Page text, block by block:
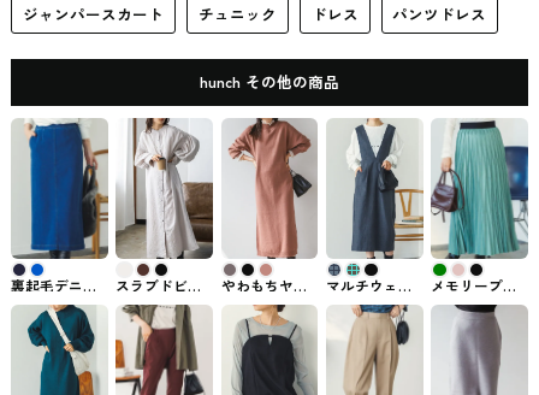
ジャンパースカート チュニック ドレス パンツドレス
hunch その他の商品
裏起毛デニム
タイトスカー
ト hunch #スカ
ート
スラブドビー
シャーリング
シャツワンピ
ース lil
nina（リル・
ニーナ）
やわもちヤー
ン シフォンド
ッキングロン
グワンピース
hunch #ワンピ
ース
マルチウェイ
ジャンスカ
hunch #ジャン
パースカート
メモリープリ
ーツスカート
hunch #スカー